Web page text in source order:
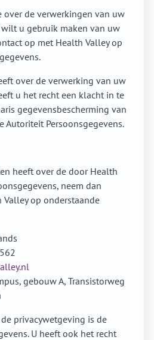
de verwerkingen van uw
u gebruik maken van uw
op met Health Valley op
over de verwerking van uw
u het recht een klacht in te
gegevensbescherming van
Autoriteit Persoonsgegevens.
heeft over de door Health
neem dan
op onderstaande
gebouw A, Transistorweg
privacywetgeving is de
U heeft ook het recht